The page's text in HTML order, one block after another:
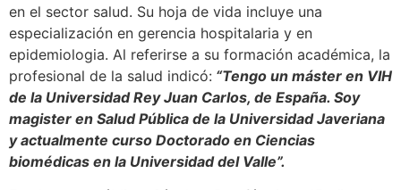
en el sector salud. Su hoja de vida incluye una
especialización en gerencia hospitalaria y en
epidemiologia. Al referirse a su formación académica, la
profesional de la salud indicó: “Tengo un máster en VIH
de la Universidad Rey Juan Carlos, de España. Soy
magister en Salud Pública de la Universidad Javeriana
y actualmente curso Doctorado en Ciencias
biomédicas en la Universidad del Valle”.